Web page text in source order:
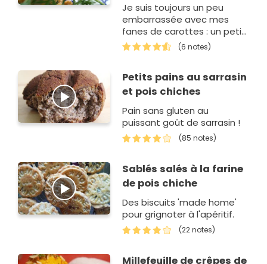
Je suis toujours un peu
embarrassée avec mes
fanes de carottes : un petit
peu dans la soupe, dans
une sauce verte... Et le reste
(6 notes)
Petits pains au sarrasin
et pois chiches
Pain sans gluten au
puissant goût de sarrasin !
(85 notes)
Sablés salés à la farine
de pois chiche
Des biscuits 'made home'
pour grignoter à l'apéritif.
(22 notes)
Millefeuille de crêpes de